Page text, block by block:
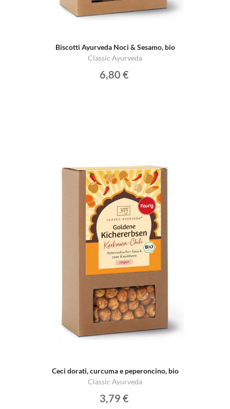
Biscotti Ayurveda Noci & Sesamo, bio
Classic Ayurveda
6,80 €
Ceci dorati, curcuma e peperoncino, bio
Classic Ayurveda
3,79 €